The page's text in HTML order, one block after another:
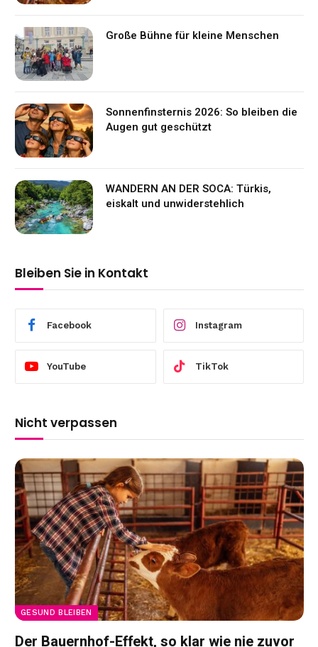
Große Bühne für kleine Menschen
Sonnenfinsternis 2026: So bleiben die
Augen gut geschützt
WANDERN AN DER SOCA: Türkis,
eiskalt und unwiderstehlich
Bleiben Sie in Kontakt
Facebook Instagram
YouTube TikTok
Nicht verpassen
GESUND BLEIBEN
Der Bauernhof-Effekt, so klar wie nie zuvor